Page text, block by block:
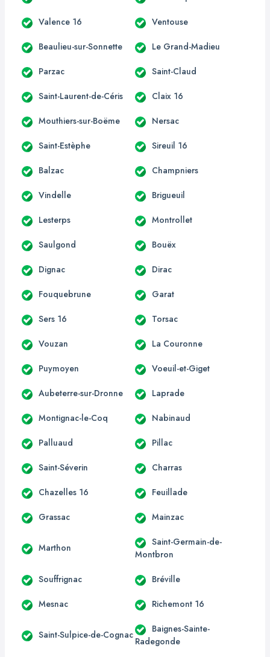
Valence 16 Ventouse
Beaulieu-sur-Sonnette Le Grand-Madieu
Parzac Saint-Claud
Saint-Laurent-de-Céris Claix 16
Mouthiers-sur-Boëme Nersac
Saint-Estèphe Sireuil 16
Balzac Champniers
Vindelle Brigueuil
Lesterps Montrollet
Saulgond Bouëx
Dignac Dirac
Fouquebrune Garat
Sers 16 Torsac
Vouzan La Couronne
Puymoyen Voeuil-et-Giget
Aubeterre-sur-Dronne Laprade
Montignac-le-Coq Nabinaud
Palluaud Pillac
Saint-Séverin Charras
Chazelles 16 Feuillade
Grassac Mainzac
Marthon
Saint-Germain-de-
Montbron
Souffrignac Bréville
Mesnac Richemont 16
Saint-Sulpice-de-Cognac
Baignes-Sainte-
Radegonde